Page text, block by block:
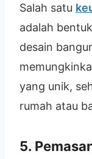
Salah satu
adalah
desain
yang unik,
rumah atau
5.